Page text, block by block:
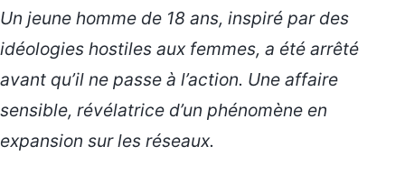
Un jeune homme de 18 ans, inspiré par des
idéologies hostiles aux femmes, a été arrêté
avant qu’il ne passe à l’action. Une affaire
sensible, révélatrice d’un phénomène en
expansion sur les réseaux.